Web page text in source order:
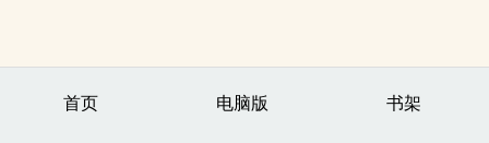
首页 电脑版 书架